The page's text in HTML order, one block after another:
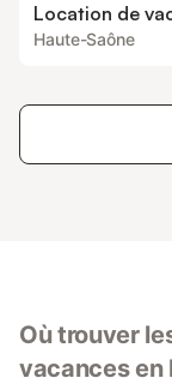
Location de
Haute-Saône
Où trouver
vacances en